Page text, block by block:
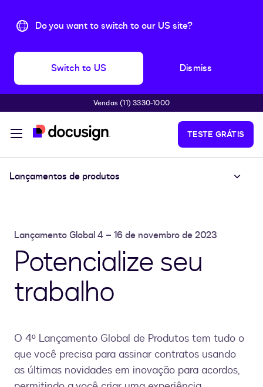
Do you want to switch to our US site?
Switch to US Dismiss
Pular para o conteúdo principal
Vendas (11) 3330-1000
TESTE GRÁTIS
Lançamentos de produtos
Lançamento Global 4 – 16 de novembro de 2023
Potencialize seu
trabalho
O 4º Lançamento Global de Produtos tem tudo o
que você precisa para assinar contratos usando
as últimas novidades em inovação para acordos,